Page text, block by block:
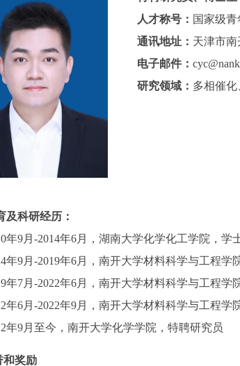
人才称号： 国家级
通讯地址： 天津市南
电子邮件：
研究领域： 多相催
及科研经历：
年9月-2014年6月，湖南大学化学化工学院，学
年9月-2019年6月，南开大学材料科学与工程学
年7月-2022年6月，南开大学材料科学与工程学
年6月-2022年9月，南开大学材料科学与工程学
年9月至今，南开大学化学学院，特聘研究员
和奖励